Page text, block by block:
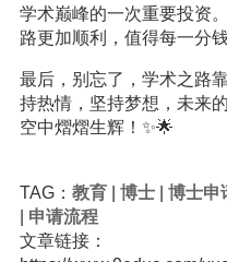
学术巅峰的一次重要投资
路更加顺利，值得每一分
最后，别忘了，学术之路
持热情，坚持梦想，未来
空中熠熠生辉！✨🌟
TAG： 教育| 博士| 博士申
申请流程
文章链接：